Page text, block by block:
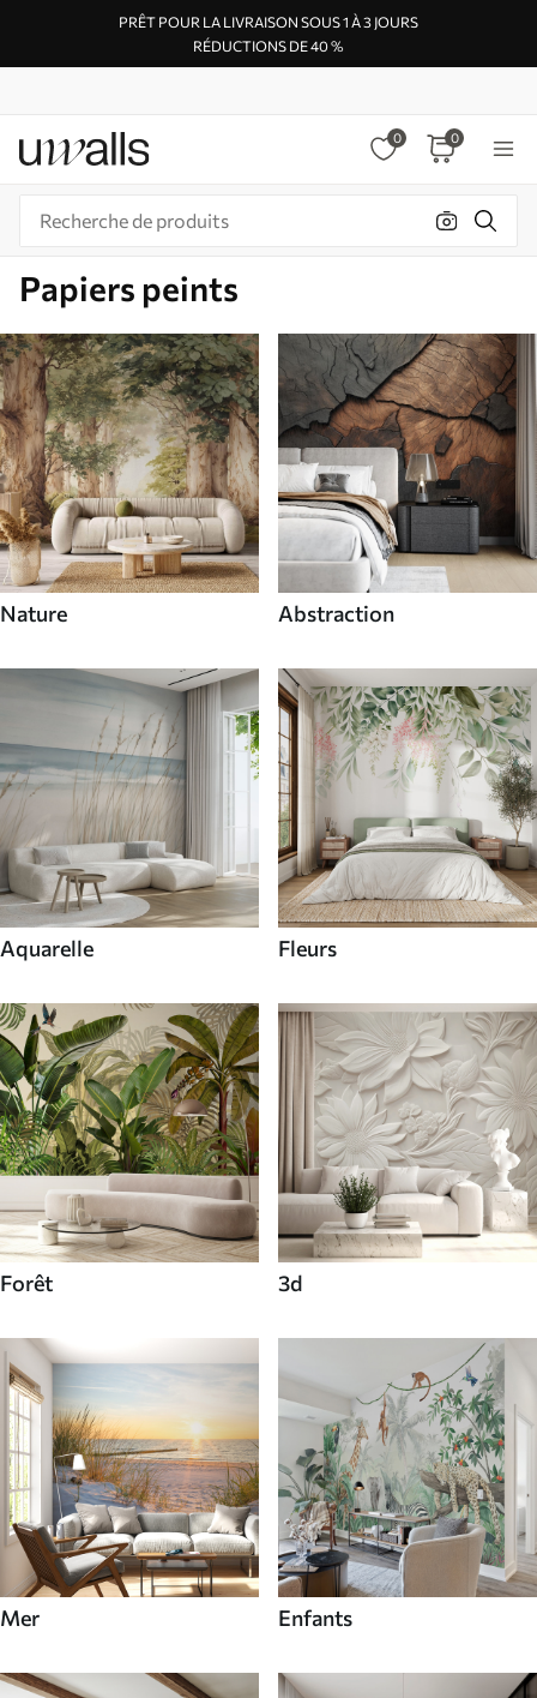
PRÊT POUR LA LIVRAISON SOUS 1 À 3 JOURS
RÉDUCTIONS DE 40 %
0 0
Papiers peints
Nature Abstraction
Aquarelle Fleurs
Forêt 3d
Mer Enfants